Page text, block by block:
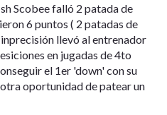
Scobee falló 2 patada de
6 puntos ( 2 patadas de
llevó al entrenador
en jugadas de 4to
el 1er 'down' con su
oportunidad de patear un